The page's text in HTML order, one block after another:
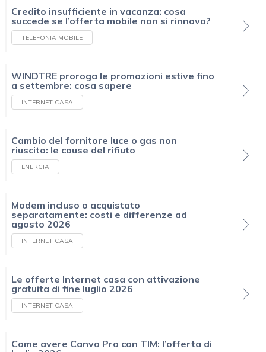
Credito insufficiente in vacanza: cosa
succede se l’offerta mobile non si rinnova?
TELEFONIA MOBILE
WINDTRE proroga le promozioni estive fino
a settembre: cosa sapere
INTERNET CASA
Cambio del fornitore luce o gas non
riuscito: le cause del rifiuto
ENERGIA
Modem incluso o acquistato
separatamente: costi e differenze ad
agosto 2026
INTERNET CASA
Le offerte Internet casa con attivazione
gratuita di fine luglio 2026
INTERNET CASA
Come avere Canva Pro con TIM: l’offerta di